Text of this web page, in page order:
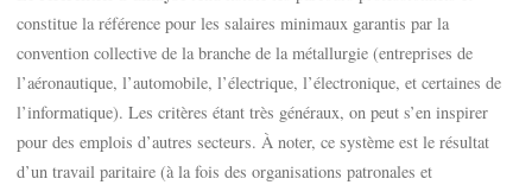
constitue la référence pour les salaires minimaux garantis par la
convention collective de la branche de la métallurgie (entreprises de
l’aéronautique, l’automobile, l’électrique, l’électronique, et certaines de
l’informatique). Les critères étant très généraux, on peut s’en inspirer
pour des emplois d’autres secteurs. À noter, ce système est le résultat
d’un travail paritaire (à la fois des organisations patronales et